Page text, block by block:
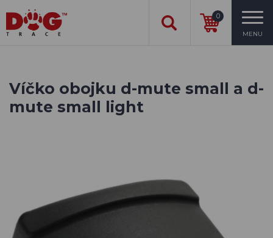
0
MENU
Víčko obojku d-mute small a d-
mute small light